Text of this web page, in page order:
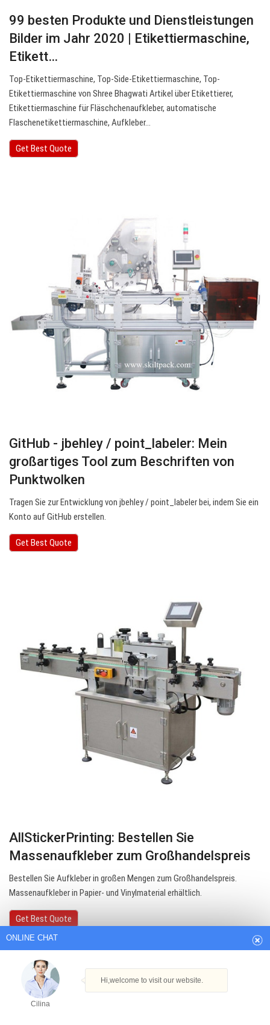
99 besten Produkte und Dienstleistungen
Bilder im Jahr 2020 | Etikettiermaschine,
Etikett…
Top-Etikettiermaschine, Top-Side-Etikettiermaschine, Top-
Etikettiermaschine von Shree Bhagwati Artikel über Etikettierer,
Etikettiermaschine für Fläschchenaufkleber, automatische
Flaschenetikettiermaschine, Aufkleber…
Get Best Quote
GitHub - jbehley / point_labeler: Mein
großartiges Tool zum Beschriften von
Punktwolken
Tragen Sie zur Entwicklung von jbehley / point_labeler bei, indem Sie ein
Konto auf GitHub erstellen.
Get Best Quote
AllStickerPrinting: Bestellen Sie
Massenaufkleber zum Großhandelspreis
Bestellen Sie Aufkleber in großen Mengen zum Großhandelspreis.
Massenaufkleber in Papier- und Vinylmaterial erhältlich.
Get Best Quote
ONLINE CHAT
Cilina